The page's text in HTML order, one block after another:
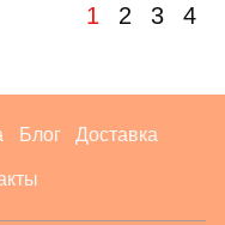
1 2 3 4
Блог Доставка